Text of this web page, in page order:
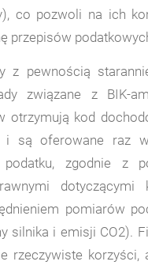
co pozwoli na ich
przepisów
z pewnością
związane z BIK-
otrzymują kod
i są oferowane raz
zgodnie z
dotyczącymi
pomiarów
silnika i emisji CO2).
rzeczywiste korzyści,